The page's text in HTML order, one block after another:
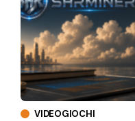
VIDEOGIOCHI